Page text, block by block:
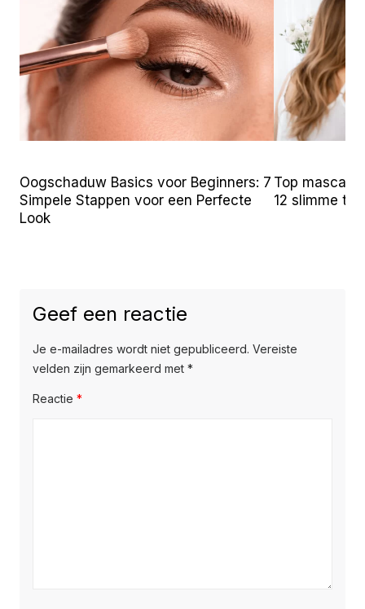
Oogschaduw Basics voor Beginners: 7
Simpele Stappen voor een Perfecte
Look
Top
12 slimme
Geef een reactie
Je e-mailadres wordt niet gepubliceerd. Vereiste
velden zijn gemarkeerd met *
Reactie *